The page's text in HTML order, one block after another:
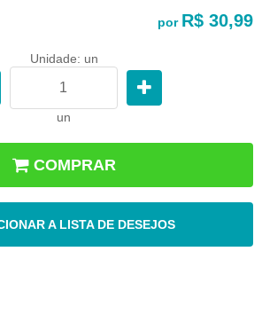
por R$ 30,99
Unidade: un
un
COMPRAR
A LISTA DE DESEJOS